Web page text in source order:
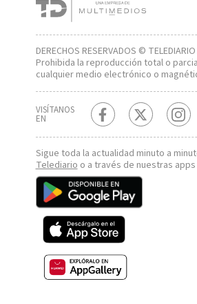
DERECHOS RESERVADOS ©
Prohibida la reproducción total o
cualquier medio electrónico o
VISÍTANOS
EN
Sigue toda la actualidad minuto a
Telediarioo a través de nuestras